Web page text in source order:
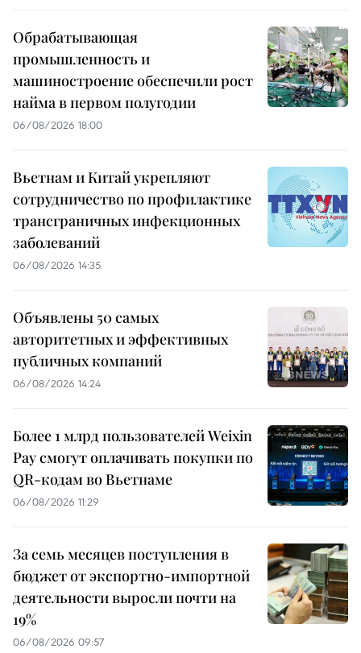
Обрабатывающая
промышленность и
машиностроение обеспечили рост
найма в первом полугодии
06/08/2026 18:00
Вьетнам и Китай укрепляют
сотрудничество по профилактике
трансграничных инфекционных
заболеваний
06/08/2026 14:35
Объявлены 50 самых
авторитетных и эффективных
публичных компаний
06/08/2026 14:24
Более 1 млрд пользователей Weixin
Pay смогут оплачивать покупки по
QR-кодам во Вьетнаме
06/08/2026 11:29
За семь месяцев поступления в
бюджет от экспортно-импортной
деятельности выросли почти на
19%
06/08/2026 09:57